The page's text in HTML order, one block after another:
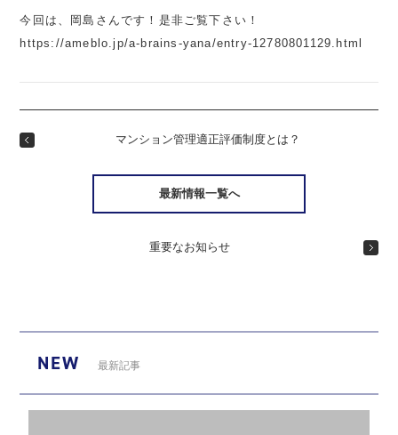
今回は、岡島さんです！是非ご覧下さい！
https://ameblo.jp/a-brains-yana/entry-12780801129.html
マンション管理適正評価制度とは？
最新情報一覧へ
重要なお知らせ
NEW 最新記事